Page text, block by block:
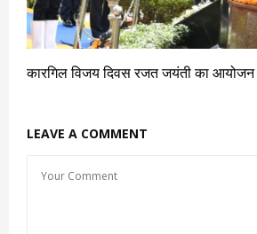
कारगिल विजय दिवस रजत जयंती का आयोजन
LEAVE A COMMENT